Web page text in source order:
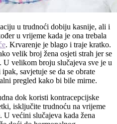
u trudnoći dobiju kasnije, ali i
u vrijeme kada je ona trebala
. Krvarenje je blago i traje kratko.
velik broj žena osjeti strah jer se
U velikom broju slučajeva sve je u
savjetuje se da se obrate
pregled kako bi bile mirne.
dok koristi kontracepcijske
isključite trudnoću na vrijeme
U većini slučajeva kada žena